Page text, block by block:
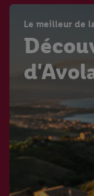
Le meilleur de